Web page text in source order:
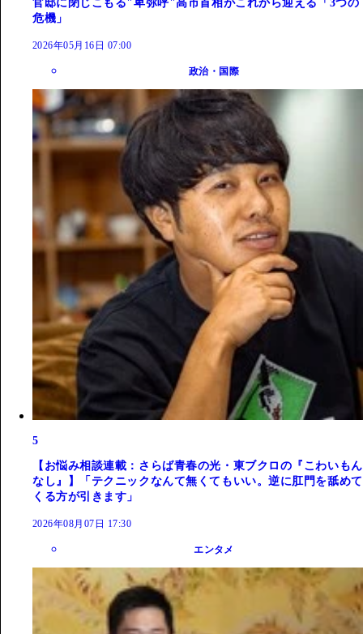
官邸に閉じこもる"卑弥呼"高市首相がこれから迎える「3つの
危機」
2026年05月16日 07:00
政治・国際
5
【お悩み相談連載：さらば青春の光・東ブクロの『こわいもん
なし』】「テクニックなんて無くてもいい。逆に肛門を舐めて
くる方が引きます」
2026年08月07日 17:30
エンタメ